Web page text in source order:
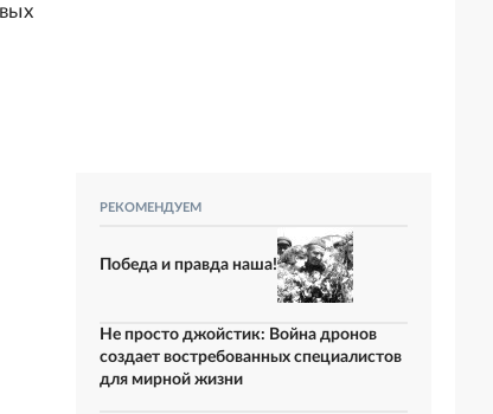
РЕКОМЕНДУЕМ
Победа и правда наша!
Не просто джойстик: Война дронов
создает востребованных специалистов
для мирной жизни